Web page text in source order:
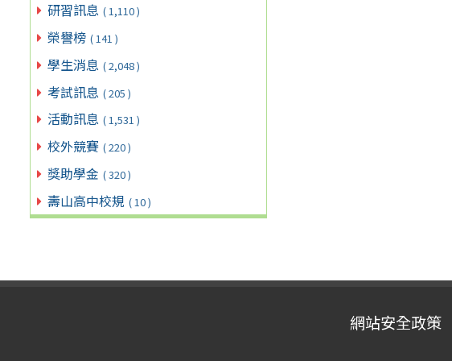
研習訊息 ( 1,110 )
榮譽榜 ( 141 )
學生消息 ( 2,048 )
考試訊息 ( 205 )
活動訊息 ( 1,531 )
校外競賽 ( 220 )
獎助學金 ( 320 )
壽山高中校規 ( 10 )
網站安全政策